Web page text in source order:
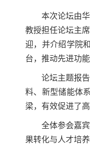
本次论坛由
教授担任论坛主
迎，并介绍学院
台，推动先进功
论坛主题报
料、新型储能体
梁，有效促进了
全体参会嘉宾
果转化与人才培